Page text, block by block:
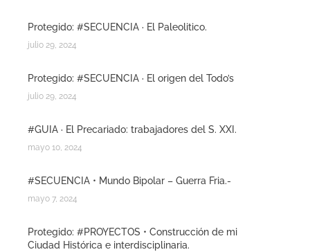
Protegido: #SECUENCIA · El Paleolitico.
julio 29, 2024
Protegido: #SECUENCIA · El origen del Todo’s
julio 29, 2024
#GUIA · El Precariado: trabajadores del S. XXI.
mayo 10, 2024
#SECUENCIA • Mundo Bipolar – Guerra Fria.-
mayo 7, 2024
Protegido: #PROYECTOS • Construcción de mi
Ciudad Histórica e interdisciplinaria.